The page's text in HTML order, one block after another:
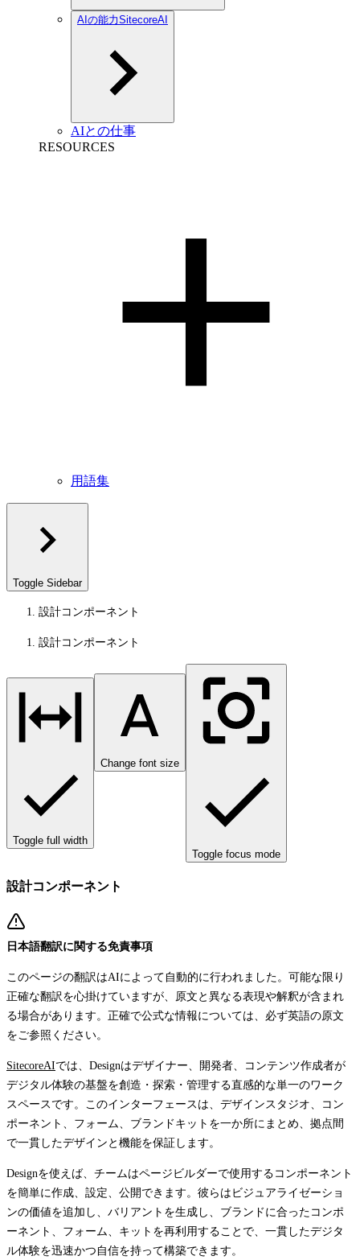
AIの能力SitecoreAI
AIとの仕事
RESOURCES
用語集
Toggle Sidebar
設計コンポーネント
設計コンポーネント
Toggle full width
Change font size
Toggle focus mode
設計コンポーネント
日本語翻訳に関する免責事項
このページの翻訳はAIによって自動的に行われました。可能な限り
正確な翻訳を心掛けていますが、原文と異なる表現や解釈が含まれ
る場合があります。正確で公式な情報については、必ず英語の原文
をご参照ください。
SitecoreAIでは、 Designはデザイナー、開発者、コンテンツ作成者が
デジタル体験の基盤を創造・探索・管理する直感的な単一のワーク
スペースです。このインターフェースは、デザインスタジオ、コン
ポーネント、フォーム、ブランドキットを一か所にまとめ、拠点間
で一貫したデザインと機能を保証します。
Designを使えば、チームはページビルダーで使用するコンポーネント
を簡単に作成、設定、公開できます。彼らはビジュアライゼーショ
ンの価値を追加し、バリアントを生成し、ブランドに合ったコンポ
ーネント、フォーム、キットを再利用することで、一貫したデジタ
ル体験を迅速かつ自信を持って構築できます。